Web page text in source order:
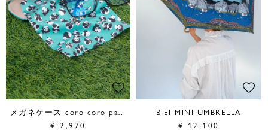
メガネケース coro coro panda
¥ 2,970
BIEI MINI UMBRELLA
¥ 12,100